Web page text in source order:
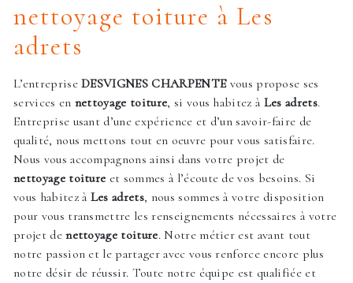
nettoyage toiture à Les
adrets
L’entrepriseDESVIGNES CHARPENTEvous propose ses
services en nettoyage toiture, si vous habitez à Les adrets.
Entreprise usant d’une expérience et d’un savoir-faire de
qualité, nous mettons tout en oeuvre pour vous satisfaire.
Nous vous accompagnons ainsi dans votre projet de
nettoyage toiture et sommes à l’écoute de vos besoins. Si
vous habitez à Les adrets, nous sommes à votre disposition
pour vous transmettre les renseignements nécessaires à votre
projet denettoyage toiture. Notre métier est avant tout
notre passion et le partager avec vous renforce encore plus
notre désir de réussir. Toute notre équipe est qualifiée et